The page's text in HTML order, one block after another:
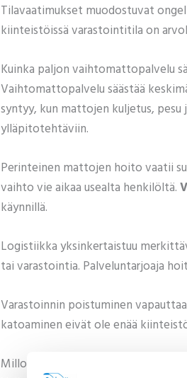
Tilavaatimukset muodostuvat
kiinteistöissä varastointitila on
Kuinka paljon vaihtomattopalvelu
Vaihtomattopalvelu säästää
syntyy, kun mattojen kuljetus,
ylläpitotehtäviin.
Perinteinen mattojen hoito vaatii
vaihto vie aikaa usealta henkilöltä.
käynnillä.
Logistiikka yksinkertaistuu
tai varastointia. Palveluntarjoaja
Varastoinnin poistuminen
katoaminen eivät ole enää
Milloin vaihtomattopalvelu on